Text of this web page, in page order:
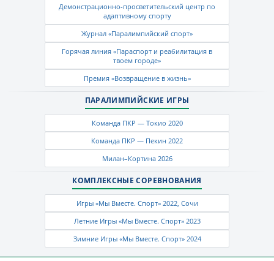
Демонстрационно-просветительский центр по
адаптивному спорту
Журнал «Паралимпийский спорт»
Горячая линия «Параспорт и реабилитация в
твоем городе»
Премия «Возвращение в жизнь»
ПАРАЛИМПИЙСКИЕ ИГРЫ
Команда ПКР — Токио 2020
Команда ПКР — Пекин 2022
Милан–Кортина 2026
КОМПЛЕКСНЫЕ СОРЕВНОВАНИЯ
Игры «Мы Вместе. Спорт» 2022, Сочи
Летние Игры «Мы Вместе. Спорт» 2023
Зимние Игры «Мы Вместе. Спорт» 2024